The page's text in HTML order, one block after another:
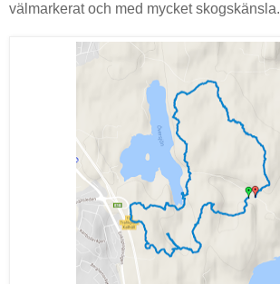
välmarkerat och med mycket skogskänsla.